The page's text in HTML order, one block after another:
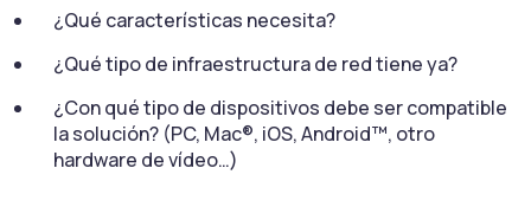
¿Qué características necesita?
¿Qué tipo de infraestructura de red tiene ya?
¿Con qué tipo de dispositivos debe ser compatible
la solución? (PC, Mac®, iOS, Android™, otro
hardware de vídeo…)